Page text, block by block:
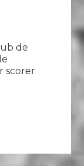
de
scorer